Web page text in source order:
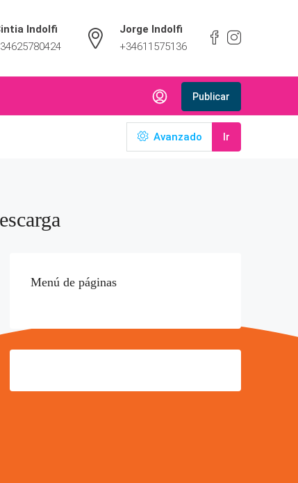
Indolfi
Jorge Indolfi
+34611575136
Publicar
Avanzado Ir
Menú de páginas